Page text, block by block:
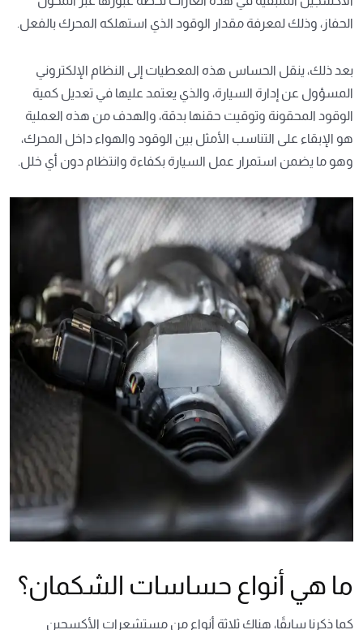
الحفاز، وذلك لمعرفة مقدار الوقود الذي استهلكه المحرك بالفعل.
بعد ذلك، ينقل الحساس هذه المعطيات إلى النظام الإلكتروني
المسؤول عن إدارة السيارة، والذي يعتمد عليها في تعديل كمية
الوقود المحقونة وتوقيت حقنها بدقة، والهدف من هذه العملية
هو الإبقاء على التناسب الأمثل بين الوقود والهواء داخل المحرك،
وهو ما يضمن استمرار عمل السيارة بكفاءة وانتظام دون أي خلل.
ما هي أنواع حساسات الشكمان؟
كما ذكرنا سابقًا، هناك ثلاثة أنواع من مستشعرات الأكسجين